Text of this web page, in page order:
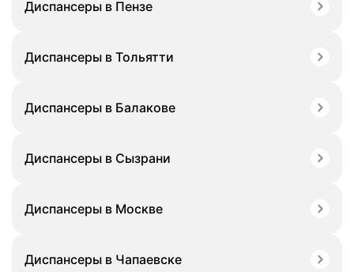
Диспансеры в Пензе
Диспансеры в Тольятти
Диспансеры в Балакове
Диспансеры в Сызрани
Диспансеры в Москве
Диспансеры в Чапаевске